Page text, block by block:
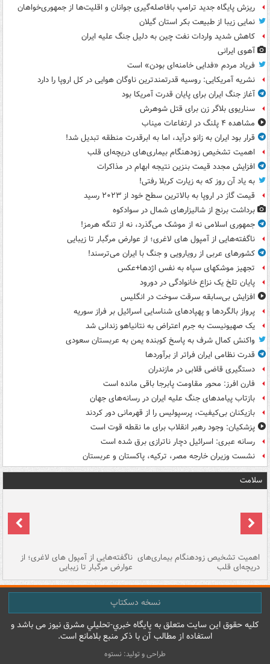
ریزش پایگاه جدید ترامپ بافاصله‌گیری جوانان و اقلیت‌ها از جمهوری‌خواهان
نمایی زیبا از طبیعت بکر استان گیلان
کاهش شدید واردات نفت چین به دلیل جنگ علیه ایران
آهوی ایرانی
فریاد مردم «فدایی خامنه‌ای بودن» است
نشریه آمریکایی: روسیه قدرتمندترین ناوگان هوایی در کل اروپا را دارد
آغاز جنگ ایران برای پایان قدرت آمریکا بود
سناریوی بلاگر زن برای قتل شوهرش
مشاهده ۴ پلنگ در ارتفاعات میناب
قرار بود ایران به زانو درآید، اما به ابرقدرت منطقه تبدیل شد!
اهمیت تشخیص زودهنگام بیماری‌های دریچه‌ای قلب
افزایش مجدد قیمت بنزین نتیجه ابهام در مذاکرات
به یاد آن روز که به زیارت کربلا رفتی!
قیمت گاز در اروپا به بالاترین سطح خود از ۲۰۲۳ رسید
برداشت برنج از شالیزارهای شمال در سوادکوه
جمهوری اسلامی نه از موشک می‌گذرد، نه از تنگه هرمز!
ناگفته‌هایی از آمپول های لاغری؛ از عوارض مرگبار تا زیبایی
کشورهای عربی از رویارویی و جنگ با ایران می‌ترسند!
تجهیز موشکهای سپاه به نفس اژدها+عکس
پایان تلخ یک نزاع خانوادگی در دورود
افزایش بی‌سابقه سرقت سوخت در انگلیس
پرواز بالگردها و پهپادهای شناسایی اسرائیل بر فراز سوریه
یک صهیونیست به جرم اعتراض به نتانیاهو زندانی شد
واکنش کمال شرف به پاسخ کوبنده یمن به عربستان سعودی
قدرت نظامی ایران فراتر از برآوردها
دستگیری قاضی قلابی در مازندران
فارن افرز: محور مقاومت پابرجا باقی مانده است
بازتاب پیامدهای جنگ علیه ایران در رسانه‌های جهان
بازیکنان بی‌کیفیت، پرسپولیس را از قهرمانی دور کردند
پزشکیان: وجود رهبر انقلاب برای ما نقطه قوت است
رسانه عبری: اسرائیل دچار ناترازی برق شده است
نشست وزیران خارجه مصر، ترکیه، پاکستان و عربستان
سلامت
اهمیت تشخیص زودهنگام بیماری‌های
دریچه‌ای قلب
ناگفته‌هایی از آمپول های لاغری؛ از
عوارض مرگبار تا زیبایی
نسخه دسکتاپ
کليه حقوق اين سايت متعلق به پایگاه خبري-تحليلي مشرق نيوز می باشد و
استفاده از مطالب آن با ذکر منبع بلامانع است.
طراحی و تولید: نستوه